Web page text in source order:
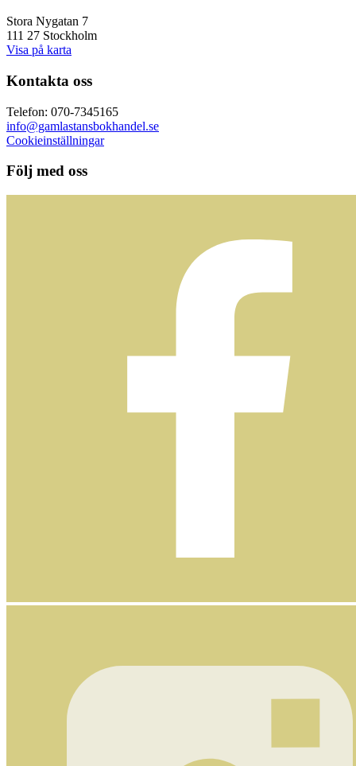
Stora Nygatan 7
111 27 Stockholm
Visa på karta
Kontakta oss
Telefon: 070-7345165
info@gamlastansbokhandel.se
Cookieinställningar
Följ med oss